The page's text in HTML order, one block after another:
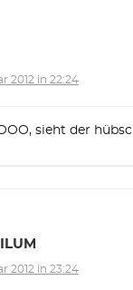
2012 in 22:24
sieht der
2012 in 23:24